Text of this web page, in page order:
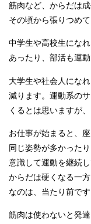
筋肉など、からだは
その頃から張りつめ
中学生や高校生にな
あったり、部活も運
大学生や社会人にな
減ります。運動系の
くるとは思いますが
お仕事が始まると、
同じ姿勢が多かった
意識して運動を継続
からだは硬くなる一方
なのは、当たり前です
筋肉は使わないと発達